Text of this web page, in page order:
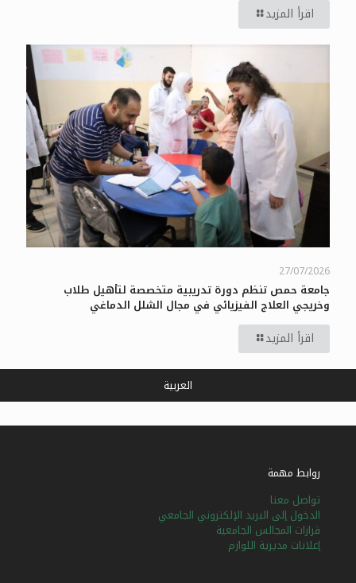
اقرأ المزيد
27/07/2026
جامعة حمص تنظم دورة تدريبية متخصصة لتأهيل طلاب
وخريجي العلاج الفيزيائي في مجال الشلل الدماغي
اقرأ المزيد
روابط مهمة
تواصل معنا
الدخول إلى البريد الإلكتروني الجامعي
قرارات المجالس الجامعية
إعلانات مديرية اللوازم
العربية